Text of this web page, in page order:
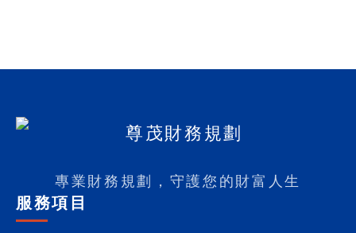
專業財務規劃，守護您的財富人生
服務項目